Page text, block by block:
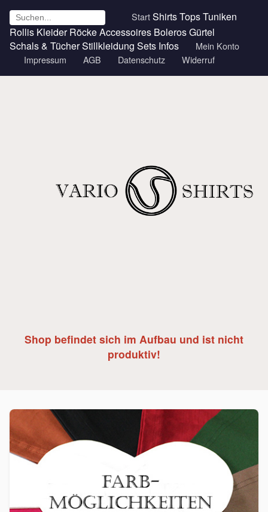
StartShirtsTopsTuniken
Rollis Kleider RöckeAccessoires BolerosGürtel
Schals & TücherStillkleidung Sets Infos
Mein Konto
Impressum
AGB Datenschutz Widerruf
Shop befindet sich im Aufbau und ist nicht
produktiv!